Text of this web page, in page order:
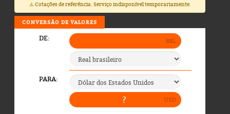
⚠️ Cotações de referência. Serviço indisponível temporariamente.
CONVERSÃO DE VALORES